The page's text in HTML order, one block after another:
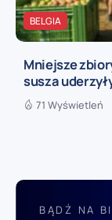
BELGIA
Mniejsze
susza
71 Wyświetleń
BĄDŹ NA